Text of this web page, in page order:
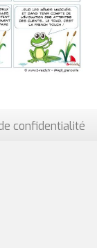
confidentialité